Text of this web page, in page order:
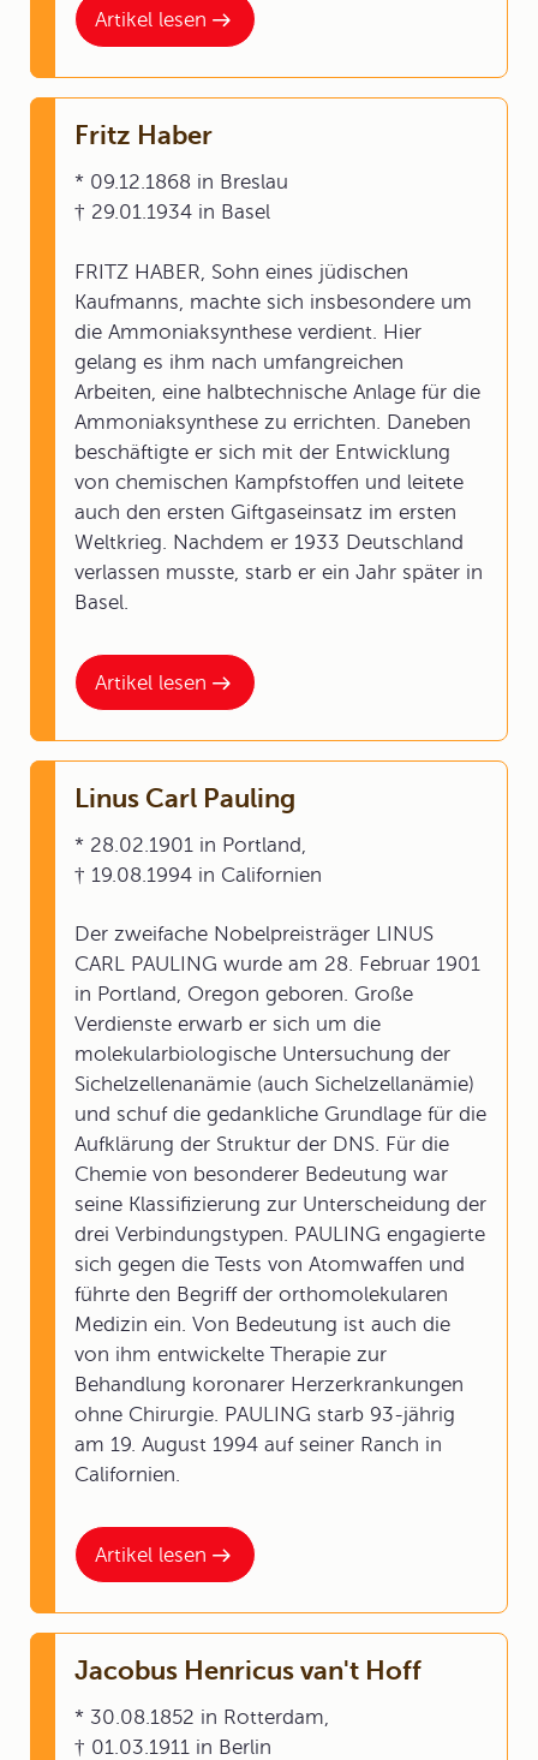
Artikel lesen
Artikel lesen
Fritz Haber
* 09.12.1868 in Breslau
† 29.01.1934 in Basel
FRITZ HABER, Sohn eines jüdischen
Kaufmanns, machte sich insbesondere um
die Ammoniaksynthese verdient. Hier
gelang es ihm nach umfangreichen
Arbeiten, eine halbtechnische Anlage für die
Ammoniaksynthese zu errichten. Daneben
beschäftigte er sich mit der Entwicklung
von chemischen Kampfstoffen und leitete
auch den ersten Giftgaseinsatz im ersten
Weltkrieg. Nachdem er 1933 Deutschland
verlassen musste, starb er ein Jahr später in
Basel.
Artikel lesen
Linus Carl Pauling
* 28.02.1901 in Portland,
† 19.08.1994 in Californien
Der zweifache Nobelpreisträger LINUS
CARL PAULING wurde am 28. Februar 1901
in Portland, Oregon geboren. Große
Verdienste erwarb er sich um die
molekularbiologische Untersuchung der
Sichelzellenanämie (auch Sichelzellanämie)
und schuf die gedankliche Grundlage für die
Aufklärung der Struktur der DNS. Für die
Chemie von besonderer Bedeutung war
seine Klassifizierung zur Unterscheidung der
drei Verbindungstypen. PAULING engagierte
sich gegen die Tests von Atomwaffen und
führte den Begriff der orthomolekularen
Medizin ein. Von Bedeutung ist auch die
von ihm entwickelte Therapie zur
Behandlung koronarer Herzerkrankungen
ohne Chirurgie. PAULING starb 93-jährig
am 19. August 1994 auf seiner Ranch in
Californien.
Jacobus Henricus van't Hoff
* 30.08.1852 in Rotterdam,
† 01.03.1911 in Berlin